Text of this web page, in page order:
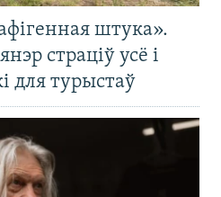
штука».
страціў усё і
для турыстаў